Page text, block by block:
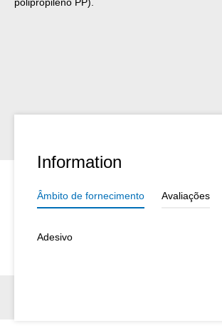
Information
Âmbito de fornecimento Avaliações
Adesivo